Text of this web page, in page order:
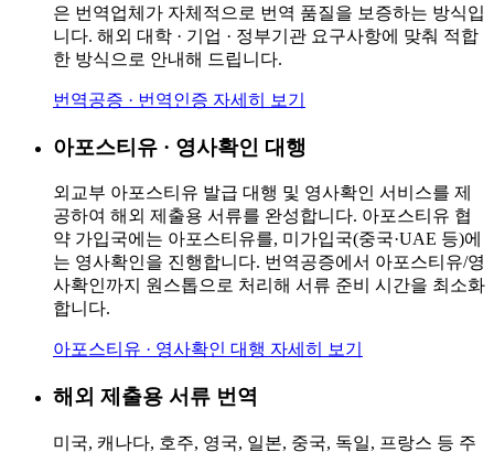
은 번역업체가 자체적으로 번역 품질을 보증하는 방식입
니다. 해외 대학 · 기업 · 정부기관 요구사항에 맞춰 적합
한 방식으로 안내해 드립니다.
번역공증 · 번역인증 자세히 보기
아포스티유 · 영사확인 대행
외교부 아포스티유 발급 대행 및 영사확인 서비스를 제
공하여 해외 제출용 서류를 완성합니다. 아포스티유 협
약 가입국에는 아포스티유를, 미가입국(중국·UAE 등)에
는 영사확인을 진행합니다. 번역공증에서 아포스티유/영
사확인까지 원스톱으로 처리해 서류 준비 시간을 최소화
합니다.
아포스티유 · 영사확인 대행 자세히 보기
해외 제출용 서류 번역
미국, 캐나다, 호주, 영국, 일본, 중국, 독일, 프랑스 등 주